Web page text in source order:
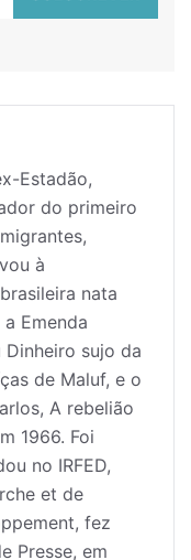
Estadão,
do primeiro
à
nata
Emenda
sujo da
de Maluf, e o
A rebelião
1966. Foi
no IRFED,
et de
fez
Presse, em